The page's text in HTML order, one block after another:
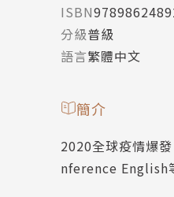
ISBN
分級普級
語言繁體中文
簡介
2020全球疫情爆
nference English